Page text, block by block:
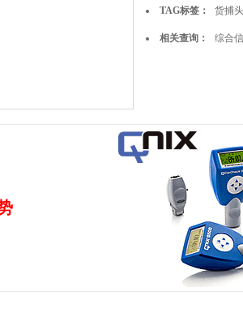
TAG标签： 货捕头
相关查询： 综合